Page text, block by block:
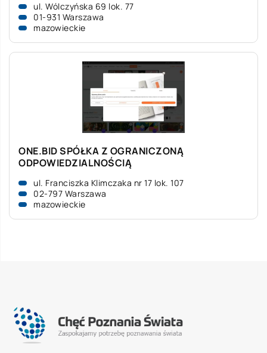
ul. Wólczyńska 69 lok. 77
01-931 Warszawa
mazowieckie
ONE.BID SPÓŁKA Z OGRANICZONĄ
ODPOWIEDZIALNOŚCIĄ
ul. Franciszka Klimczaka nr 17 lok. 107
02-797 Warszawa
mazowieckie